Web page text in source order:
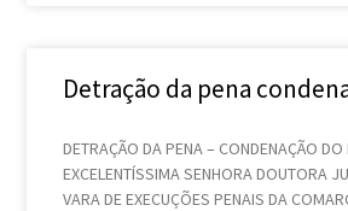
Detração da pena
DETRAÇÃO DA PENA – CONDENAÇÃO DO
EXCELENTÍSSIMA SENHORA DOUTORA
VARA DE EXECUÇÕES PENAIS DA